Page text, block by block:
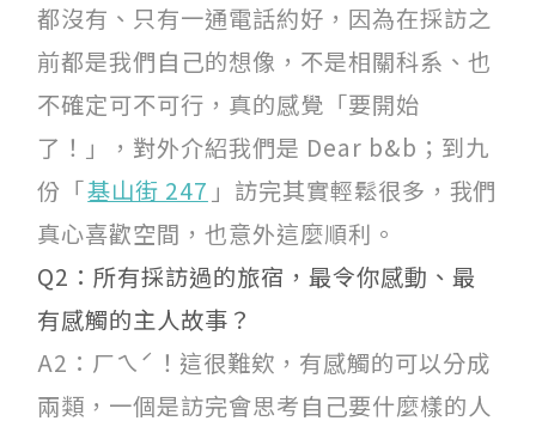
都沒有、只有一通電話約好，因為在採訪之
前都是我們自己的想像，不是相關科系、也
不確定可不可行，真的感覺「要開始
了！」，對外介紹我們是 Dear b&b；到九
份「基山街 247 」訪完其實輕鬆很多，我們
真心喜歡空間，也意外這麼順利。
Q2：所有採訪過的旅宿，最令你感動、最
有感觸的主人故事？
A2：ㄏㄟˊ！這很難欸，有感觸的可以分成
兩類，一個是訪完會思考自己要什麼樣的人